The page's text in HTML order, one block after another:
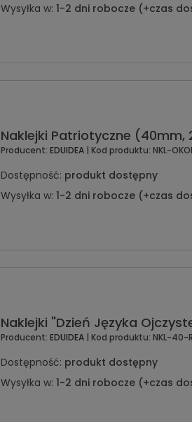
Wysyłka w: 1-2 dni robocze (+czas
Naklejki Patriotyczne (40mm,
Producent: EDUIDEA | Kod produktu: NKL-
Dostępność: produkt dostępny
Wysyłka w: 1-2 dni robocze (+czas
Naklejki "Dzień Języka
Producent: EDUIDEA | Kod produktu: NKL-40-
Dostępność: produkt dostępny
Wysyłka w: 1-2 dni robocze (+czas